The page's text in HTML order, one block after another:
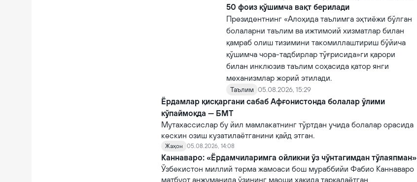
50 фоиз қўшимча вақт берилади
Президентнинг «Алоҳида таълимга эҳтиёжи бўлган
болаларни таълим ва ижтимоий хизматлар билан
қамраб олиш тизимини такомиллаштириш бўйича
қўшимча чора-тадбирлар тўғрисида»ги қарори
билан инклюзив таълим соҳасида қатор янги
механизмлар жорий этилади.
Таълим 05.08.2026, 15:29
Ёрдамлар қисқаргани сабаб Афғонистонда болалар ўлими
кўпаймоқда — БМТ
Мутахассислар бу йил мамлакатнинг тўртдан учида болалар орасида
кескин озиш кузатилаётганини қайд этган.
Жаҳон 05.08.2026, 14:08
Каннаваро: «Ёрдамчиларимга ойликни ўз чўнтагимдан тўлаяпман»
Ўзбекистон миллий терма жамоаси бош мураббийи Фабио Каннаваро
матбуот анжуманида ўзининг маоши ҳақида тарқалаётган